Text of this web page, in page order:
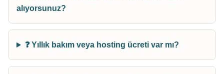
alıyorsunuz?
❓ Yıllık bakım veya hosting ücreti var mı?